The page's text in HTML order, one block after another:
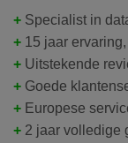
+ Specialist in
+ 15 jaar
+ Uitstekende
+ Goede
+ Europese
+ 2 jaar volledige